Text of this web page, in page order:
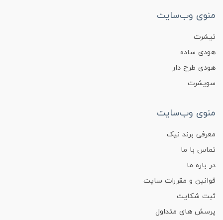
منوی وب‌سایت
تیشرت
هودی ساده
هودی طرح دار
سویشرت
منوی وب‌سایت
معرفی برند نیک
تماس با ما
در باره ما
قوانین و مقررات سایت
ثبت شکایت
پرسش های متداول